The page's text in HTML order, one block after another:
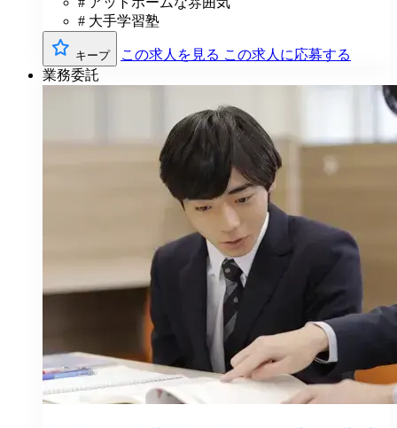
# 大手学習塾
キープ この求人を見る この求人に応募する
業務委託